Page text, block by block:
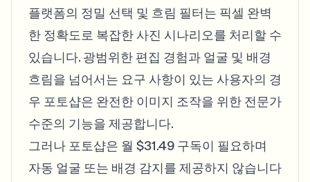
플랫폼의 정밀 선택 및 흐림 필터는 픽셀 완벽
한 정확도로 복잡한 사진 시나리오를 처리할 수
있습니다. 광범위한 편집 경험과 얼굴 및 배경
흐림을 넘어서는 요구 사항이 있는 사용자의 경
우 포토샵은 완전한 이미지 조작을 위한 전문가
수준의 기능을 제공합니다.
그러나 포토샵은 월 $31.49 구독이 필요하며
자동 얼굴 또는 배경 감지를 제공하지 않습니다